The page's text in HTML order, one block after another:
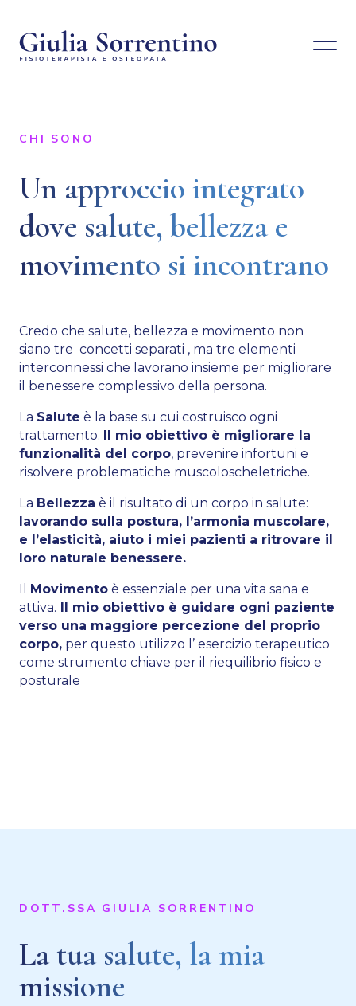
CHI SONO
Un approccio integrato
dove salute, bellezza e
movimento si incontrano
Credo che salute, bellezza e movimento non
siano tre concetti separati , ma tre elementi
interconnessi che lavorano insieme per migliorare
il benessere complessivo della persona.
La Salute è la base su cui costruisco ogni
trattamento. Il mio obiettivo è migliorare la
funzionalità del corpo, prevenire infortuni e
risolvere problematiche muscoloscheletriche.
La Bellezza è il risultato di un corpo in salute:
lavorando sulla postura, l’armonia muscolare,
e l’elasticità, aiuto i miei pazienti a ritrovare il
loro naturale benessere.
Il Movimento è essenziale per una vita sana e
attiva. Il mio obiettivo è guidare ogni paziente
verso una maggiore percezione del proprio
corpo, per questo utilizzo l’ esercizio terapeutico
come strumento chiave per il riequilibrio fisico e
posturale
DOTT.SSA GIULIA SORRENTINO
La tua salute, la mia
missione